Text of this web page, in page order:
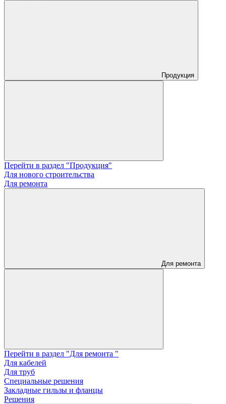
Продукция
Перейти в раздел "Продукция"
Для нового строительства
Для ремонта
Для ремонта
Перейти в раздел "Для ремонта "
Для кабелей
Для труб
Специальные решения
Закладные гильзы и фланцы
Решения